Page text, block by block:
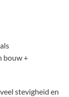
bouw +
stevigheid en